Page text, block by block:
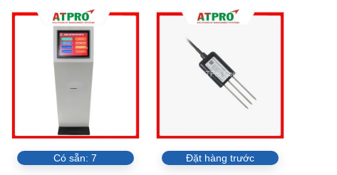
Có sẵn:7 Đặt hàng trước